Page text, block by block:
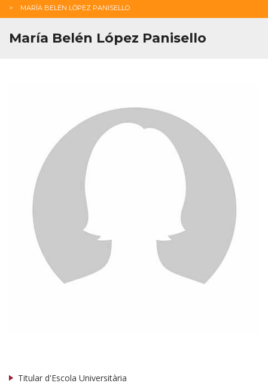
MARÍA BELÉN LÓPEZ PANISELLO
María Belén López Panisello
Titular d'Escola Universitària